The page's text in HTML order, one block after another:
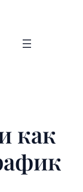
как